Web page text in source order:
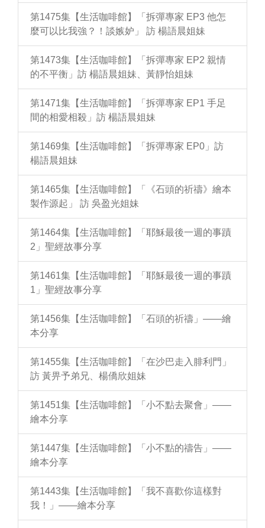
第1475集【生活咖啡館】「拆彈專家 EP3 他怎
麼可以比我強？！談嫉妒」 訪 楊語晨姐妹
第1473集【生活咖啡館】「拆彈專家 EP2 親情
的不平衡」訪 楊語晨姐妹、黃靜怡姐妹
第1471集【生活咖啡館】「拆彈專家 EP1 手足
間的相愛相殺」訪 楊語晨姐妹
第1469集【生活咖啡館】「拆彈專家 EP0」訪
楊語晨姐妹
第1465集【生活咖啡館】「《石頭的祈禱》繪本
製作源起」 訪 吳盈光姐妹
第1464集【生活咖啡館】「耶穌最後一週的事蹟
2」聖經故事分享
第1461集【生活咖啡館】「耶穌最後一週的事蹟
1」聖經故事分享
第1456集【生活咖啡館】「石頭的祈禱」——繪
本分享
第1455集【生活咖啡館】「在沙巴走入腓利門」
訪 黃畀予弟兄、楊僑欣姐妹
第1451集【生活咖啡館】「小不點去聚會」——
繪本分享
第1447集【生活咖啡館】「小不點的禱告」——
繪本分享
第1443集【生活咖啡館】「我不喜歡你這樣對
我！」——繪本分享